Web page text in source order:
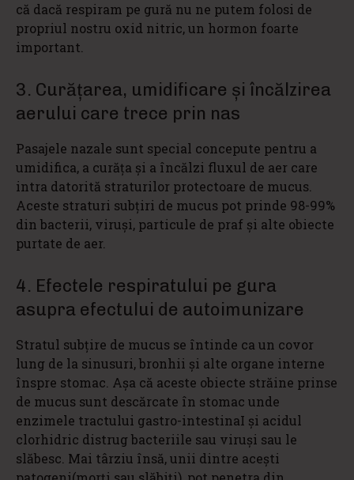
că dacă respiram pe gură nu ne putem folosi de
propriul nostru oxid nitric, un hormon foarte
important.
3. Curăţarea, umidificare şi încălzirea
aerului care trece prin nas
Pasajele nazale sunt special concepute pentru a
umidifica, a curăţa şi a încălzi fluxul de aer care
intra datorită straturilor protectoare de mucus.
Aceste straturi subţiri de mucus pot prinde 98-99%
din bacterii, viruşi, particule de praf şi alte obiecte
purtate de aer.
4. Efectele respiratului pe gura
asupra efectului de autoimunizare
Stratul subţire de mucus se întinde ca un covor
lung de la sinusuri, bronhii şi alte organe interne
înspre stomac. Aşa că aceste obiecte străine prinse
de mucus sunt descărcate în stomac unde
enzimele tractului gastro-intestinaI şi acidul
clorhidric distrug bacteriile sau viruşi sau le
slăbesc. Mai târziu însă, unii dintre aceşti